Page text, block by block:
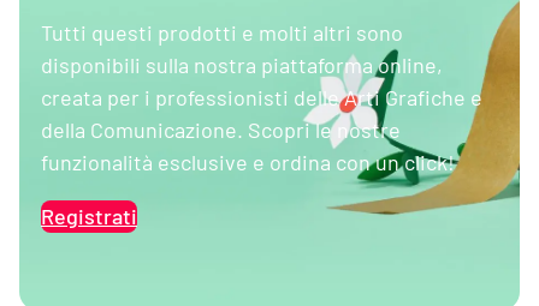
Tutti questi prodotti e molti altri sono
disponibili sulla nostra piattaforma online,
creata per i professionisti delle Arti Grafiche e
della Comunicazione. Scopri le nostre
funzionalità esclusive e ordina con un click!
Registrati